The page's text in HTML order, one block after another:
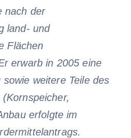
nach der
land- und
Flächen
erwarb in 2005 eine
weitere Teile des
erfolgte im